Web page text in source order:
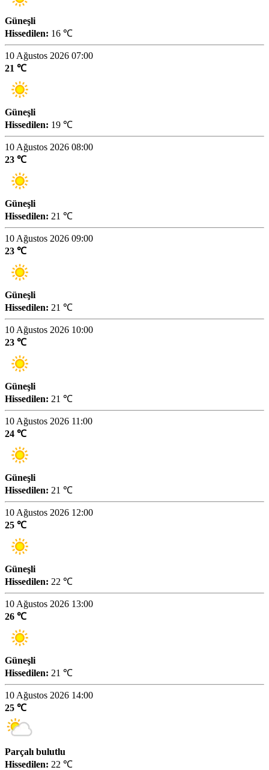
Güneşli
Hissedilen: 16 ℃
10 Ağustos 2026 07:00
21 ℃
Güneşli
Hissedilen: 19 ℃
10 Ağustos 2026 08:00
23 ℃
Güneşli
Hissedilen: 21 ℃
10 Ağustos 2026 09:00
23 ℃
Güneşli
Hissedilen: 21 ℃
10 Ağustos 2026 10:00
23 ℃
Güneşli
Hissedilen: 21 ℃
10 Ağustos 2026 11:00
24 ℃
Güneşli
Hissedilen: 21 ℃
10 Ağustos 2026 12:00
25 ℃
Güneşli
Hissedilen: 22 ℃
10 Ağustos 2026 13:00
26 ℃
Güneşli
Hissedilen: 21 ℃
10 Ağustos 2026 14:00
25 ℃
Parçalı bulutlu
Hissedilen: 22 ℃